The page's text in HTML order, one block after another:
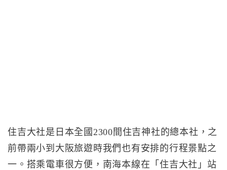
住吉大社是日本全國2300間住吉神社的總本社，之
前帶兩小到大阪旅遊時我們也有安排的行程景點之
一。搭乘電車很方便，南海本線在「住吉大社」站